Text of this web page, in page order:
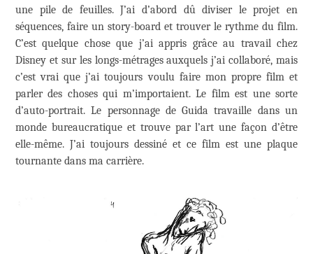
une pile de feuilles. J’ai d’abord dû diviser le projet en
séquences, faire un story-board et trouver le rythme du film.
C’est quelque chose que j’ai appris grâce au travail chez
Disney et sur les longs-métrages auxquels j’ai collaboré, mais
c’est vrai que j’ai toujours voulu faire mon propre film et
parler des choses qui m’importaient. Le film est une sorte
d’auto-portrait. Le personnage de Guida travaille dans un
monde bureaucratique et trouve par l’art une façon d’être
elle-même. J’ai toujours dessiné et ce film est une plaque
tournante dans ma carrière.